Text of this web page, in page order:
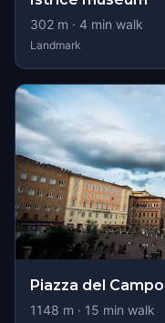
302 m · 4 min walk
Landmark
Piazza del Campo
1148 m · 15 min walk